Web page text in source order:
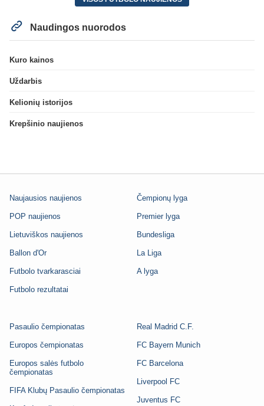
Naudingos nuorodos
Kuro kainos
Uždarbis
Kelionių istorijos
Krepšinio naujienos
Naujausios naujienos
POP naujienos
Lietuviškos naujienos
Ballon d'Or
Futbolo tvarkarasciai
Futbolo rezultatai
Čempionų lyga
Premier lyga
Bundesliga
La Liga
A lyga
Pasaulio čempionatas
Europos čempionatas
Europos salės futbolo
čempionatas
FIFA Klubų Pasaulio čempionatas
Real Madrid C.F.
FC Bayern Munich
FC Barcelona
Liverpool FC
Juventus FC